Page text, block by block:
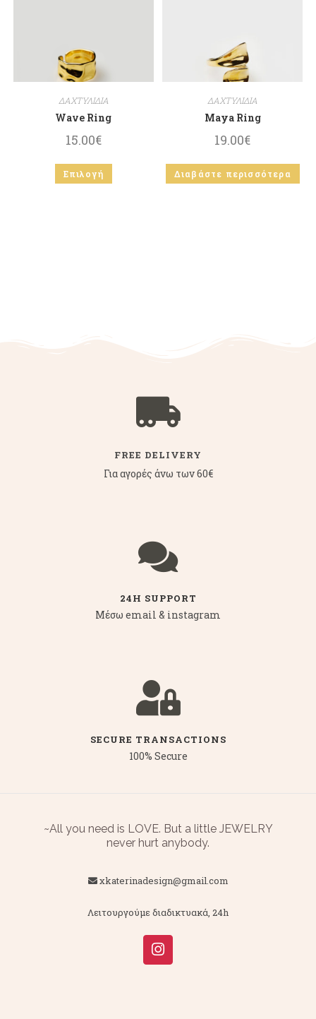
ΔΑΧΤΥΛΙΔΙΑ
Wave Ring
15.00€
Επιλογή
ΔΑΧΤΥΛΙΔΙΑ
Maya Ring
19.00€
Διαβάστε περισσότερα
FREE DELIVERY
Για αγορές άνω των 60€
24H SUPPORT
Μέσω email & instagram
SECURE TRANSACTIONS
100% Secure
~All you need is LOVE. But a little JEWELRY
never hurt anybody.
xkaterinadesign@gmail.com
Λειτουργούμε διαδικτυακά, 24h